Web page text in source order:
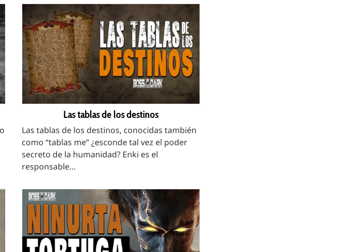
Las tablas de los destinos
Las tablas de los destinos, conocidas también
como “tablas me” ¿esconde tal vez el poder
secreto de la humanidad? Enki es el
responsable…